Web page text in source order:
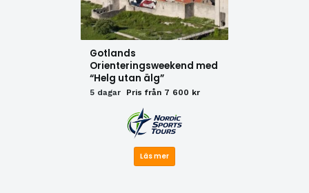
Gotlands
Orienteringsweekend med
“Helg utan älg”
5 dagar Pris från 7 600 kr
Läs mer